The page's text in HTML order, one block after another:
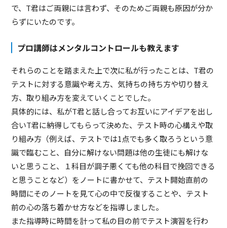
で、T君はご両親には言わず、そのためご両親も原因が分か
らずにいたのです。
プロ講師はメンタルコントロールも教えます
それらのことを踏まえた上で次に私が行ったことは、T君の
テストに対する意識や考え方、気持ちの持ち方や切り替え
方、取り組み方を変えていくことでした。
具体的には、私がT君と話し合ってお互いにアイデアを出し
合いT君に納得してもらって決めた、テスト時の心構えや取
り組み方（例えば、テストでは1点でも多く取ろうという意
識で臨むこと、自分に解けない問題は他の生徒にも解けな
いと思うこと、１科目が調子悪くても他の科目で挽回できる
と思うことなど）をノートに書かせて、テスト開始直前の
時間にそのノートを見て心の中で反復することや、テスト
前の心の落ち着かせ方などを指導しました。
また指導時に時間を計って私の目の前でテスト演習を行わ